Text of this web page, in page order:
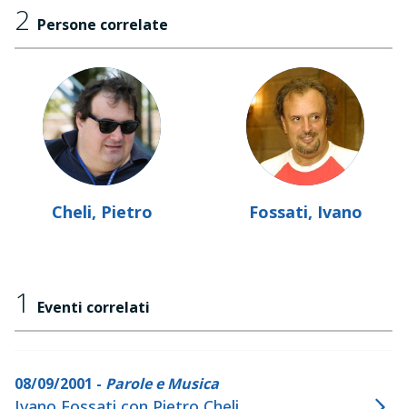
2 Persone correlate
Cheli, Pietro Fossati, Ivano
1 Eventi correlati
08/09/2001 - Parole e Musica